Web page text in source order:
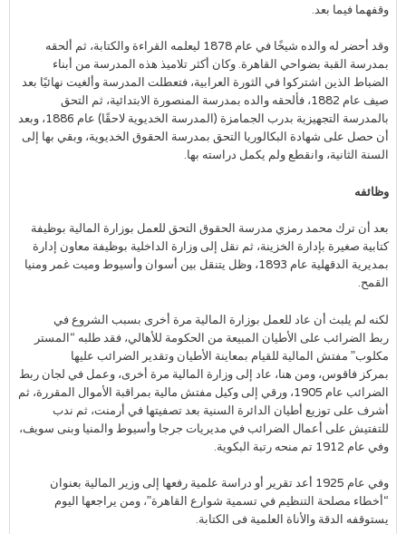
وقفهما فيما بعد.
وقد أحضر له والده شيخًا في عام 1878 ليعلمه القراءة والكتابة، ثم ألحقه
بمدرسة القبة بضواحي القاهرة. وكان أكثر تلاميذ هذه المدرسة من أبناء
الضباط الذين اشتركوا في الثورة العرابية، فتعطلت المدرسة وألغيت نهائيًا بعد
صيف عام 1882، فألحقه والده بمدرسة المنصورة الابتدائية، ثم التحق
بالمدرسة التجهيزية بدرب الجمامزة (المدرسة الخديوية لاحقًا) عام 1886، وبعد
أن حصل على شهادة البكالوريا التحق بمدرسة الحقوق الخديوية، وبقي بها إلى
السنة الثانية، وانقطع ولم يكمل دراسته بها.
وظائفه
بعد أن ترك محمد رمزي مدرسة الحقوق التحق للعمل بوزارة المالية بوظيفة
كتابية صغيرة بإدارة الخزينة، ثم نقل إلى وزارة الداخلية بوظيفة معاون إدارة
بمديرية الدقهلية عام 1893، وظل يتنقل بين أسوان وأسيوط وميت غمر ومنيا
القمح.
لكنه لم يلبث أن عاد للعمل بوزارة المالية مرة أخرى بسبب الشروع في
ربط الضرائب على الأطيان المبيعة من الحكومة للأهالي، فقد طلبه “المستر
مكلوب” مفتش المالية للقيام بمعاينة الأطيان وتقدير الضرائب عليها
بمركز فاقوس، ومن هنا، عاد إلى وزارة المالية مرة أخرى، وعمل في لجان ربط
الضرائب عام 1905، ورقي إلى وكيل مفتش مالية بمراقبة الأموال المقررة، ثم
أشرف على توزيع أطيان الدائرة السنية بعد تصفيتها في أرمنت، ثم ندب
للتفتيش على أعمال الضرائب في مديريات جرجا وأسيوط والمنيا وبنى سويف،
وفي عام 1912 تم منحه رتبة البكوية.
وفي عام 1925 أعد تقرير أو دراسة علمية رفعها إلى وزير المالية بعنوان
“أخطاء مصلحة التنظيم في تسمية شوارع القاهرة”، ومن يراجعها اليوم
يستوقفه الدقة والأناة العلمية فى الكتابة.